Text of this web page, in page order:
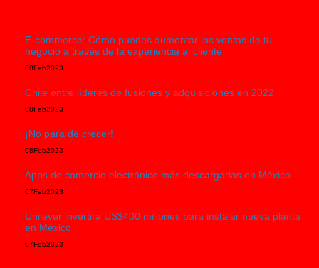
E-commerce: Cómo puedes aumentar las ventas de tu
negocio a través de la experiencia al cliente
08Feb2023
Chile entre líderes de fusiones y adquisiciones en 2022
08Feb2023
¡No para de crecer!
08Feb2023
Apps de comercio electrónico más descargadas en México
07Feb2023
Unilever invertirá US$400 millones para instalar nueva planta
en México
07Feb2023